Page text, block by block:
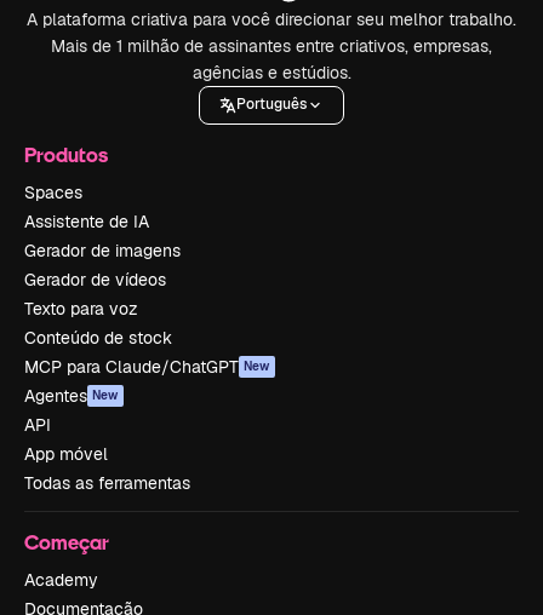
A plataforma criativa para você direcionar seu melhor trabalho.
Mais de 1 milhão de assinantes entre criativos, empresas,
agências e estúdios.
Português
Produtos
Spaces
Assistente de IA
Gerador de imagens
Gerador de vídeos
Texto para voz
Conteúdo de stock
MCP para Claude/ChatGPT New
Agentes New
API
App móvel
Todas as ferramentas
Começar
Academy
Documentação